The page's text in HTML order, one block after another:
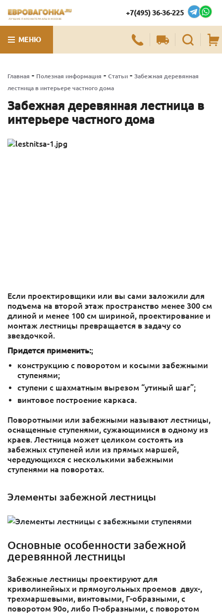
ЛУЧШИЕ ПИЛОМАТЕРИАЛЫ В МОСКВЕ
+7(495) 36-36-225
МЕНЮ
Главная - Полезная информация - Статьи - Забежная деревянная
лестница в интерьере частного дома
Забежная деревянная лестница в
интерьере частного дома
Если проектировщики или вы сами заложили для
подъема на второй этаж пространство менее 300 см
длиной и менее 100 см шириной, проектирование и
монтаж лестницы превращается в задачу со
звездочкой.
Придется применить:;
конструкцию с поворотом и косыми забежными
ступенями;
ступени с шахматным вырезом “утиный шаг”;
винтовое построение каркаса.
Поворотными или забежными называют лестницы,
оснащенные ступенями, сужающимися в одному из
краев. Лестница может целиком состоять из
забежных ступеней или из прямых маршей,
чередующихся с несколькими забежными
ступенями на поворотах.
Элементы забежной лестницы
Основные особенности забежной
деревянной лестницы
Забежные лестницы проектируют для
криволинейных и прямоугольных проемов двух-,
трехмаршевыми, винтовыми, Г-образными, с
поворотом 90о, либо П-образными, с поворотом